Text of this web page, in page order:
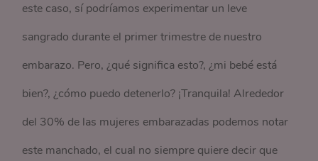
este caso, sí podríamos experimentar un leve
sangrado durante el primer trimestre de nuestro
embarazo. Pero, ¿qué significa esto?, ¿mi bebé está
bien?, ¿cómo puedo detenerlo? ¡Tranquila! Alrededor
del 30% de las mujeres embarazadas podemos notar
este manchado, el cual no siempre quiere decir que